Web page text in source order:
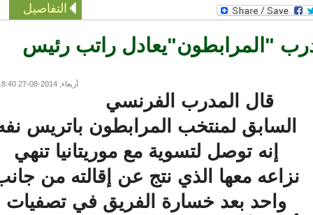
التفاصيل
"المرابطون"يعادل راتب رئيس
أربعاء, 2014-08-27 18:40
قال المدرب الفرنسي
السابق لمنتخب المرابطون باتريس نفه
إنه توصل لتسوية مع موريتانيا تنهي
معها الذي نتج عن إقالته من جانب
واحد بعد خسارة الفريق في تصفيات